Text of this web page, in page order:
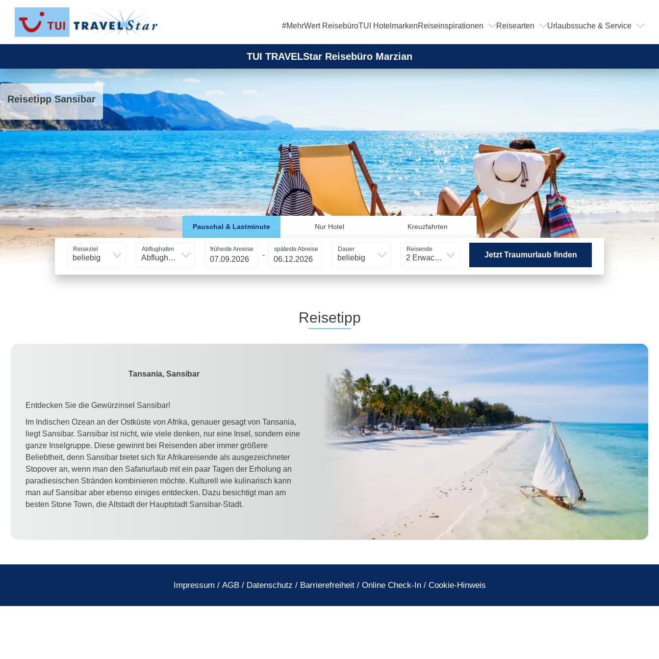
#MehrWert ReisebüroTUI HotelmarkenReiseinspirationen Reisearten Urlaubssuche & Service
TUI TRAVELStar Reisebüro Marzian
Reisetipp Sansibar
Pauschal & Lastminute Nur Hotel Kreuzfahrten
Reiseziel
beliebig
Abflughafen
Abflughafen
früheste Anreise
-
späteste Abreise Dauer
beliebig
Reisende
2 Erwachsene Jetzt Traumurlaub finden
Reisetipp
Tansania, Sansibar
Entdecken Sie die Gewürzinsel Sansibar!
Im Indischen Ozean an der Ostküste von Afrika, genauer gesagt von Tansania,
liegt Sansibar. Sansibar ist nicht, wie viele denken, nur eine Insel, sondern eine
ganze Inselgruppe. Diese gewinnt bei Reisenden aber immer größere
Beliebtheit, denn Sansibar bietet sich für Afrikareisende als ausgezeichneter
Stopover an, wenn man den Safariurlaub mit ein paar Tagen der Erholung an
paradiesischen Stränden kombinieren möchte. Kulturell wie kulinarisch kann
man auf Sansibar aber ebenso einiges entdecken. Dazu besichtigt man am
besten Stone Town, die Altstadt der Hauptstadt Sansibar-Stadt.
Impressum / AGB / Datenschutz / Barrierefreiheit / Online Check-In / Cookie-Hinweis